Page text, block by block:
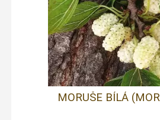
MORUŠE BÍLÁ